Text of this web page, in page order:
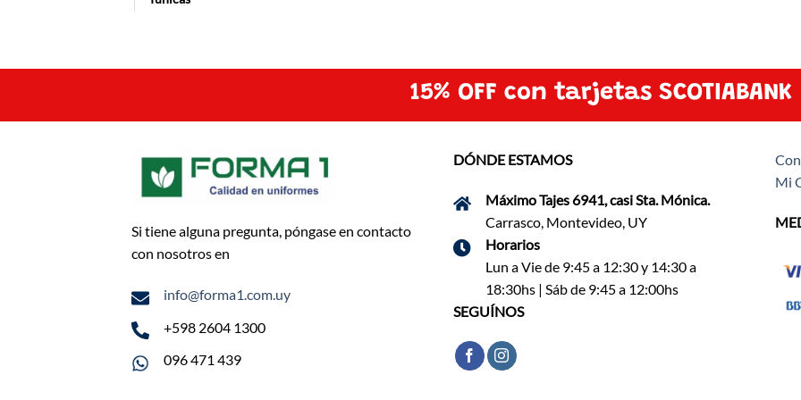
15% OFF con tarjetas SCOTIABANK
Si tiene alguna pregunta, póngase en contacto
con nosotros en
info@forma1.com.uy
+598 2604 1300
096 471 439
DÓNDE ESTAMOS
Máximo Tajes 6941, casi Sta. Mónica.
Carrasco, Montevideo, UY
Horarios
Lun a Vie de 9:45 a 12:30 y 14:30 a
18:30hs | Sáb de 9:45 a 12:00hs
SEGUÍNOS
Mi